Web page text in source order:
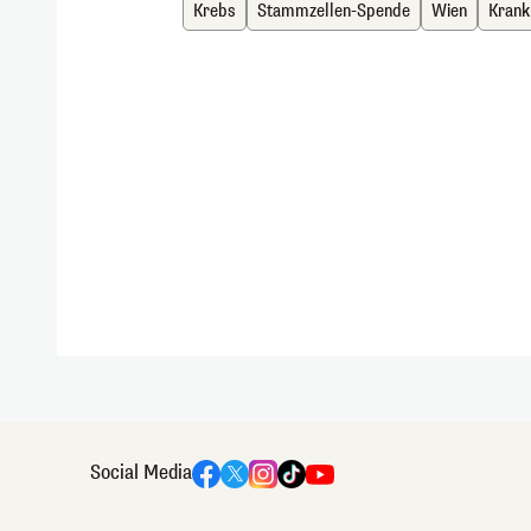
Krebs Stammzellen-Spende Wien
Social Media